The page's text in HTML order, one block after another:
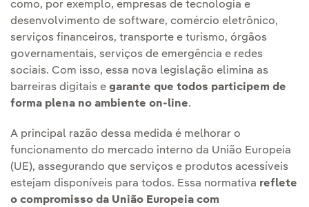
como, por exemplo, empresas de tecnologia e
desenvolvimento de software, comércio eletrônico,
serviços financeiros, transporte e turismo, órgãos
governamentais, serviços de emergência e redes
sociais. Com isso, essa nova legislação elimina as
barreiras digitais e garante que todos participem de
forma plena no ambiente on-line.
A principal razão dessa medida é melhorar o
funcionamento do mercado interno da União Europeia
(UE), assegurando que serviços e produtos acessíveis
estejam disponíveis para todos. Essa normativa reflete
o compromisso da União Europeia com